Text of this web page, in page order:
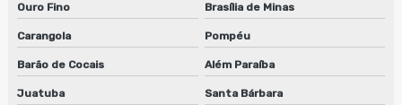
Reciclador de solventes preço
Recicladores de solventes
Reparo de lavadora de anilox
Ouro Fino Brasília de Minas
Carangola Pompéu
Barão de Cocais Além Paraíba
Juatuba Santa Bárbara